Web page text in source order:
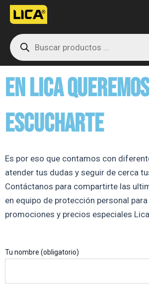
contenido
Products
search
EN LICA QUEREMOS
ESCUCHARTE
Es por eso que contamos con
atender tus dudas y seguir de cerca
Contáctanos para compartirte las
en equipo de protección personal
promociones y precios especiales
Tu nombre (obligatorio)